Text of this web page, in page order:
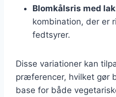
Blomkålsris med
kombination, der er
fedtsyrer.
Disse variationer kan
præferencer, hvilket gør
base for både